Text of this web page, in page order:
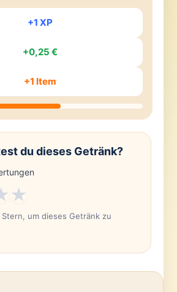
+1 XP
+0,25 €
+1 Item
du dieses Getränk?
★
um dieses Getränk zu